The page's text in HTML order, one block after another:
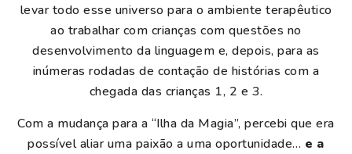
levar todo esse universo para o ambiente terapêutico
ao trabalhar com crianças com questões no
desenvolvimento da linguagem e, depois, para as
inúmeras rodadas de contação de histórias com a
chegada das crianças 1, 2 e 3.
Com a mudança para a “Ilha da Magia”, percebi que era
possível aliar uma paixão a uma oportunidade… e a